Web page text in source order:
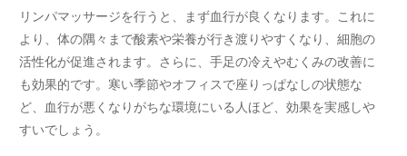
リンパマッサージを行うと、まず血行が良くなります。これに
より、体の隅々まで酸素や栄養が行き渡りやすくなり、細胞の
活性化が促進されます。さらに、手足の冷えやむくみの改善に
も効果的です。寒い季節やオフィスで座りっぱなしの状態な
ど、血行が悪くなりがちな環境にいる人ほど、効果を実感しや
すいでしょう。